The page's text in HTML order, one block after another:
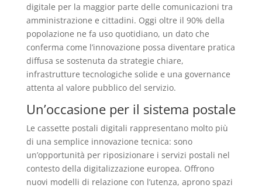
digitale per la maggior parte delle comunicazioni tra
amministrazione e cittadini. Oggi oltre il 90% della
popolazione ne fa uso quotidiano, un dato che
conferma come l’innovazione possa diventare pratica
diffusa se sostenuta da strategie chiare,
infrastrutture tecnologiche solide e una governance
attenta al valore pubblico del servizio.
Un’occasione per il sistema postale
Le cassette postali digitali rappresentano molto più
di una semplice innovazione tecnica: sono
un’opportunità per riposizionare i servizi postali nel
contesto della digitalizzazione europea. Offrono
nuovi modelli di relazione con l’utenza, aprono spazi